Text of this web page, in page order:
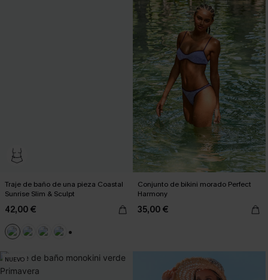
Traje de baño de una pieza Coastal
Sunrise Slim & Sculpt
42,00 €
Conjunto de bikini morado Perfect
Harmony
35,00 €
NUEVO